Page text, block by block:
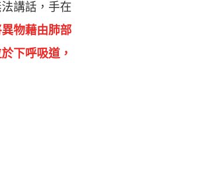
講話，手在
物藉由肺部
下呼吸道，